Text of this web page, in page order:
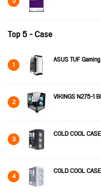
Top 5 - Case
1 ASUS TUF
2 VIKINGS N275-1
3 COLD COOL
4 COLD COOL